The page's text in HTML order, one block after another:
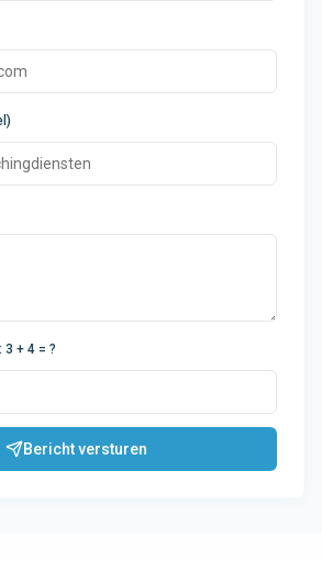
: 3 + 4 = ?
Bericht versturen